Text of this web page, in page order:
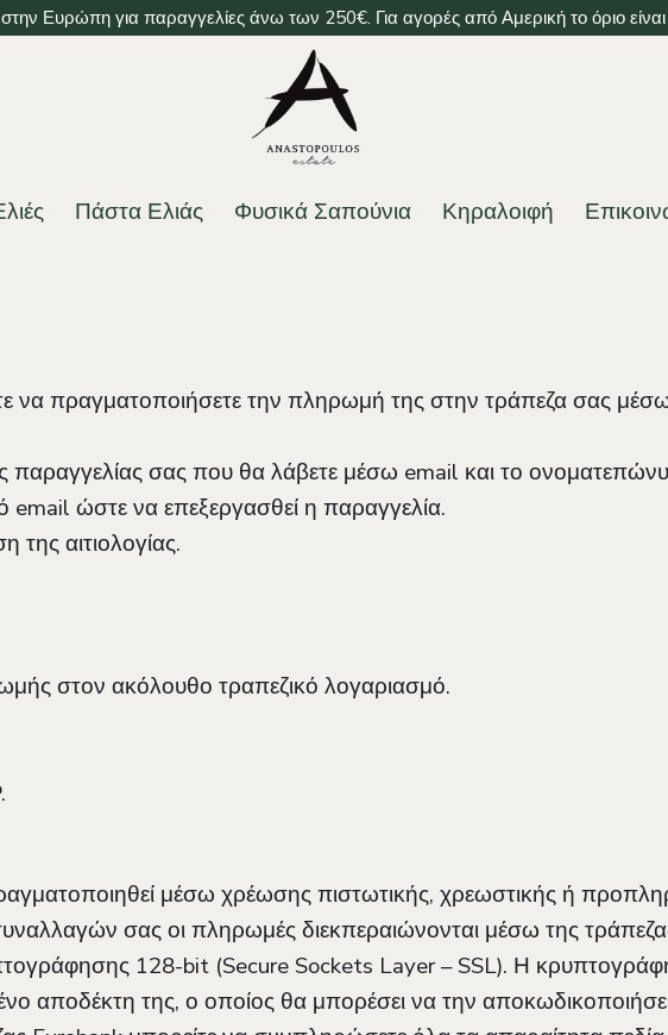
Ευρώπη για παραγγελίες άνω των 250€. Για αγορές από Αμερική το όριο
Πάστα Ελιάς Φυσικά Σαπούνια Κηραλοιφή
να πραγματοποιήσετε την πληρωμή της στην τράπεζα σας
παραγγελίας σας που θα λάβετε μέσω email και το
email ώστε να επεξεργασθεί η παραγγελία.
αιτιολογίας.
στον ακόλουθο τραπεζικό λογαριασμό.
μέσω χρέωσης πιστωτικής, χρεωστικής ή
σας οι πληρωμές διεκπεραιώνονται μέσω της
128-bit (Secure Sockets Layer – SSL). Η
αποδέκτη της, ο οποίος θα μπορέσει να την